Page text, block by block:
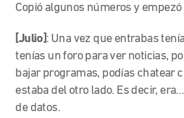
Copió algunos números y empezó
[Julio]: Una vez que entrabas
tenías un foro para ver noticias,
bajar programas, podías chatear
estaba del otro lado. Es decir,
de datos.